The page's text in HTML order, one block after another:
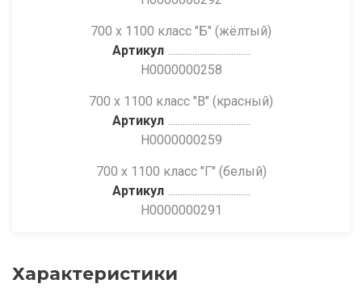
700 х 1100 класс "Б" (жёлтый)
Артикул
Н0000000258
700 х 1100 класс "В" (красный)
Артикул
Н0000000259
700 х 1100 класс "Г" (белый)
Артикул
Н0000000291
Характеристики